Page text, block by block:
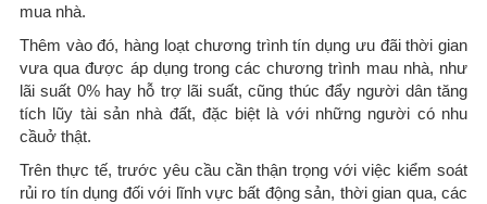
mua nhà.
Thêm vào đó, hàng loạt chương trình tín dụng ưu đãi thời gian
vưa qua được áp dụng trong các chương trình mau nhà, như
lãi suất 0% hay hỗ trợ lãi suất, cũng thúc đẩy người dân tăng
tích lũy tài sản nhà đất, đặc biệt là với những người có nhu
cầuở thật.
Trên thực tế, trước yêu cầu cần thận trọng với việc kiểm soát
rủi ro tín dụng đối với lĩnh vực bất động sản, thời gian qua, các